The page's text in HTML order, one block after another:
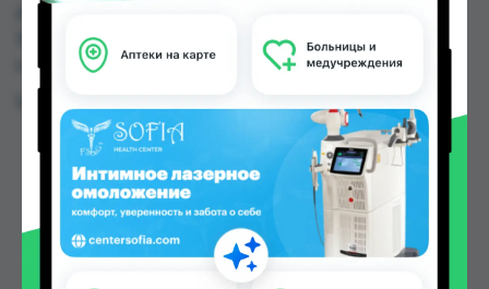
165.00 TJS до 178.20 TJS в Душанбе и других
городах Таджикистана